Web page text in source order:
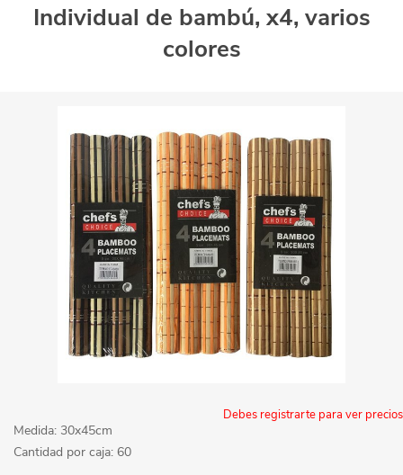
Individual de bambú, x4, varios
colores
Debes registrarte para ver precios
Medida: 30x45cm
Cantidad por caja: 60